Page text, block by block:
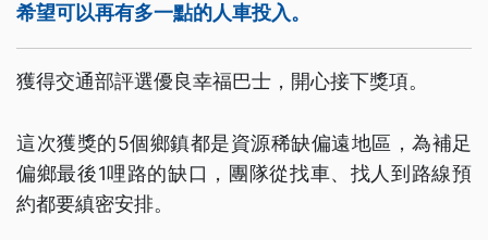
希望可以再有多一點的人車投入。
獲得交通部評選優良幸福巴士，開心接下獎項。
這次獲獎的5個鄉鎮都是資源稀缺偏遠地區，為補足
偏鄉最後1哩路的缺口，團隊從找車、找人到路線預
約都要縝密安排。